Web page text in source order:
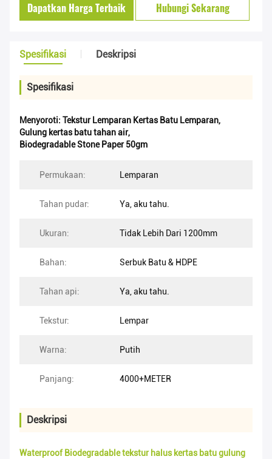
Dapatkan Harga Terbaik Hubungi Sekarang
Spesifikasi Deskripsi
Spesifikasi
Menyoroti: Tekstur Lemparan Kertas Batu Lemparan,
Gulung kertas batu tahan air,
Biodegradable Stone Paper 50gm
Permukaan: Lemparan
Tahan pudar: Ya, aku tahu.
Ukuran: Tidak Lebih Dari 1200mm
Bahan: Serbuk Batu & HDPE
Tahan api: Ya, aku tahu.
Tekstur: Lempar
Warna: Putih
Panjang: 4000+METER
Deskripsi
Waterproof Biodegradable tekstur halus kertas batu gulung